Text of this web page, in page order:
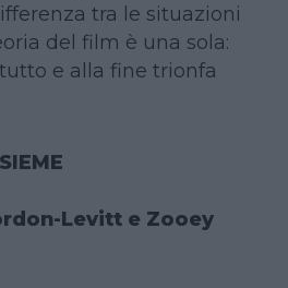
tra le situazioni
del film è una sola:
e alla fine trionfa
Levitt e Zooey